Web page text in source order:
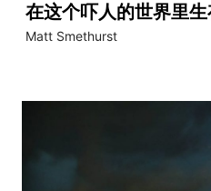
在这个吓人的世界里
Matt Smethurst